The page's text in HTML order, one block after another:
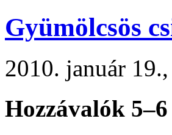
Gyümölcsös
2010. január
Hozzávalók